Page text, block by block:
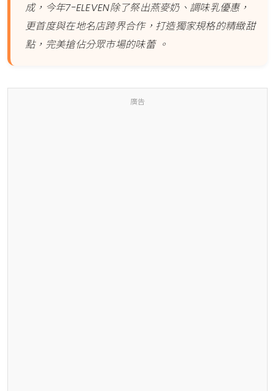
成，今年7-ELEVEN除了祭出燕麥奶、調味乳優惠，
更首度與在地名店跨界合作，打造獨家規格的精緻甜
點，完美搶佔分眾市場的味蕾 。
廣告